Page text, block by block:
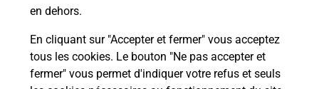
en dehors.
En cliquant sur "Accepter et fermer" vous acceptez
tous les cookies. Le bouton "Ne pas accepter et
fermer" vous permet d'indiquer votre refus et seuls
Maine-et-Loire